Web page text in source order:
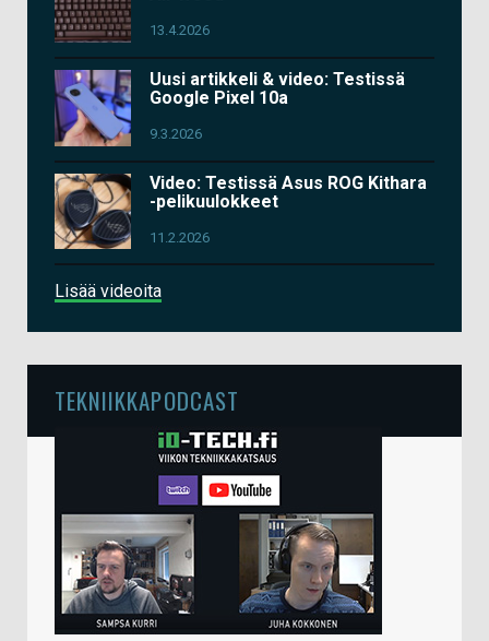
13.4.2026
Uusi artikkeli & video: Testissä
Google Pixel 10a
9.3.2026
Video: Testissä Asus ROG Kithara
-pelikuulokkeet
11.2.2026
Lisää videoita
TEKNIIKKAPODCAST